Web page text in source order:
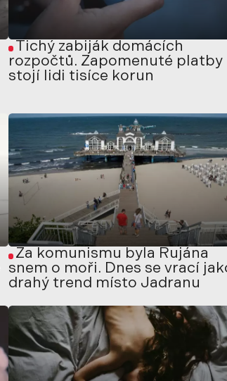
Tichý zabiják domácích
rozpočtů. Zapomenuté platby
stojí lidi tisíce korun
Za komunismu byla Rujána
snem o moři. Dnes se vrací
drahý trend místo Jadranu